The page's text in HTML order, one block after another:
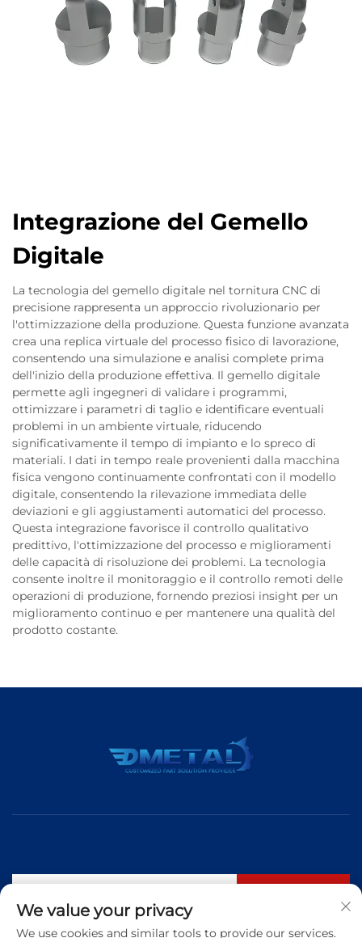
Integrazione del Gemello
Digitale
La tecnologia del gemello digitale nel tornitura CNC di
precisione rappresenta un approccio rivoluzionario per
l'ottimizzazione della produzione. Questa funzione avanzata
crea una replica virtuale del processo fisico di lavorazione,
consentendo una simulazione e analisi complete prima
dell'inizio della produzione effettiva. Il gemello digitale
permette agli ingegneri di validare i programmi,
ottimizzare i parametri di taglio e identificare eventuali
problemi in un ambiente virtuale, riducendo
significativamente il tempo di impianto e lo spreco di
materiali. I dati in tempo reale provenienti dalla macchina
fisica vengono continuamente confrontati con il modello
digitale, consentendo la rilevazione immediata delle
deviazioni e gli aggiustamenti automatici del processo.
Questa integrazione favorisce il controllo qualitativo
predittivo, l'ottimizzazione del processo e miglioramenti
delle capacità di risoluzione dei problemi. La tecnologia
consente inoltre il monitoraggio e il controllo remoti delle
operazioni di produzione, fornendo preziosi insight per un
miglioramento continuo e per mantenere una qualità del
prodotto costante.
We value your privacy
We use cookies and similar tools to provide our services.